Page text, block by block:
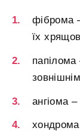
фіброма
їх
ангіома
хондрома